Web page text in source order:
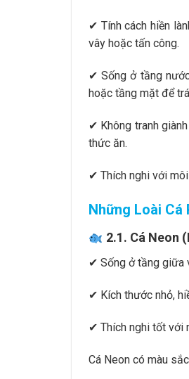
✔ Tính cách hiền
vây hoặc tấn công.
✔ Sống ở tầng
hoặc tầng mặt để
✔ Không tranh
thức ăn.
✔ Thích nghi với
Những Loài Cá
2.1. Cá Neon
✔ Sống ở tầng giữa
✔ Kích thước nhỏ,
✔ Thích nghi tốt với
Cá Neon có màu